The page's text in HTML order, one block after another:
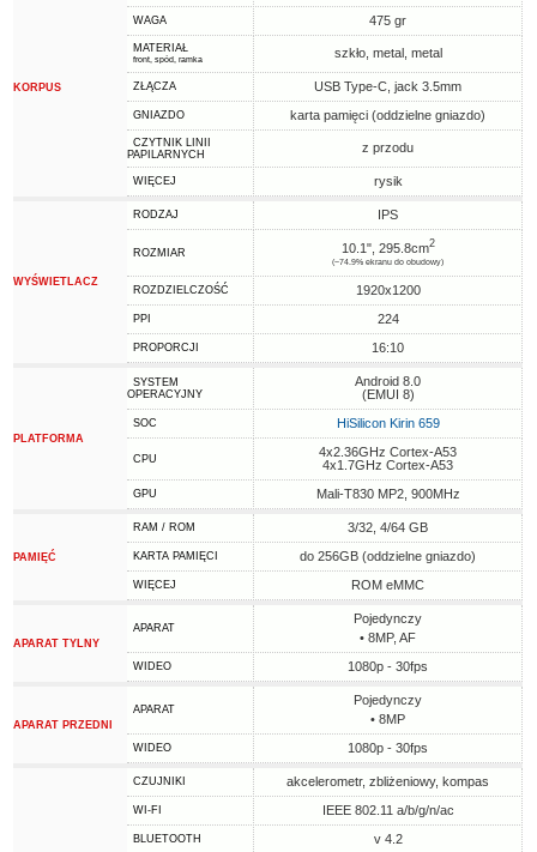
KORPUS
WAGA 475 gr
MATERIAŁ
front, spód, ramka szkło, metal, metal
ZŁĄCZA USB Type-C, jack 3.5mm
GNIAZDO karta pamięci (oddzielne gniazdo)
CZYTNIK LINII
PAPILARNYCH
z przodu
WIĘCEJ rysik
WYŚWIETLACZ
RODZAJ IPS
ROZMIAR 10.1", 295.8cm2
(~74.9% ekranu do obudowy)
ROZDZIELCZOŚĆ 1920x1200
PPI 224
PROPORCJI 16:10
PLATFORMA
SYSTEM
OPERACYJNY
Android 8.0
(EMUI 8)
SOC HiSilicon Kirin 659
CPU
4x2.36GHz Cortex-A53
4x1.7GHz Cortex-A53
GPU Mali-T830 MP2, 900MHz
PAMIĘĆ
RAM / ROM 3/32, 4/64 GB
KARTA PAMIĘCI do 256GB (oddzielne gniazdo)
WIĘCEJ ROM eMMC
APARAT TYLNY
APARAT
Pojedynczy
• 8MP, AF
WIDEO 1080p - 30fps
APARAT PRZEDNI
APARAT
Pojedynczy
• 8MP
WIDEO 1080p - 30fps
CZUJNIKI akcelerometr, zbliżeniowy, kompas
WI-FI IEEE 802.11 a/b/g/n/ac
BLUETOOTH v 4.2